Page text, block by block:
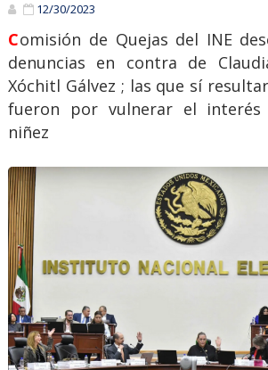
12/30/2023
Comisión de Quejas del INE desestimó diversas
denuncias en contra de
Xóchitl Gálvez ; las que sí
fueron por vulnerar el
niñez